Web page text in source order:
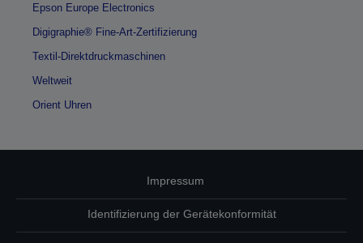
Epson Europe Electronics
Digigraphie® Fine-Art-Zertifizierung
Textil-Direktdruckmaschinen
Weltweit
Orient Uhren
Impressum
Identifizierung der Gerätekonformität